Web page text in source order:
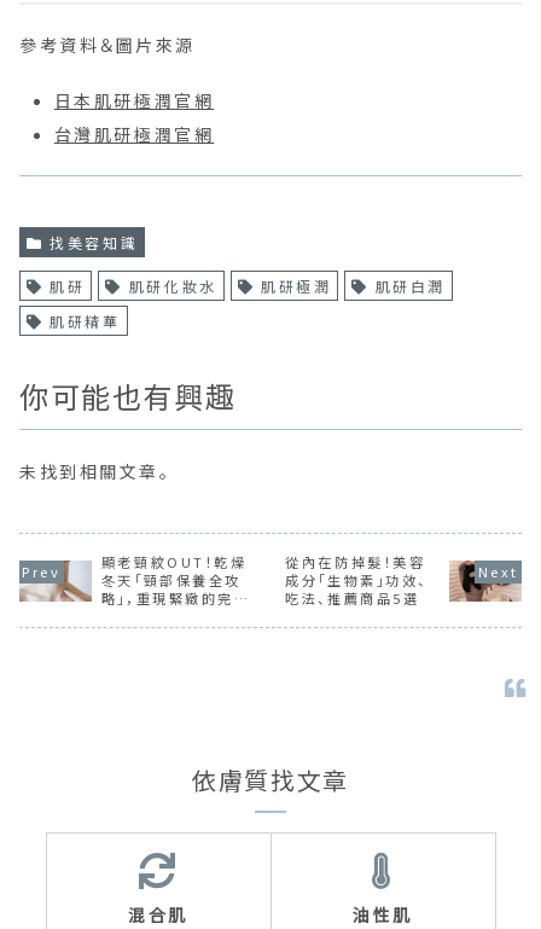
參考資料＆圖片來源
日本肌研極潤官網
台灣肌研極潤官網
找美容知識
肌研 肌研化妝水 肌研極潤
肌研白潤
肌研精華
你可能也有興趣
未找到相關文章。
顯老頸紋OUT！乾燥
冬天「頸部保養全攻
略」，重現緊緻的完美
從內在防掉髮！美容
成分「生物素」功效、
吃法、推薦商品5選
依膚質找文章
混合肌 油性肌